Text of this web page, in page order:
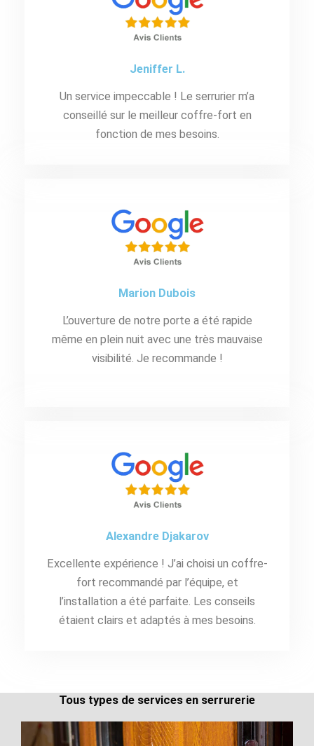
Jeniffer L.
Un service impeccable ! Le serrurier m’a
conseillé sur le meilleur coffre-fort en
fonction de mes besoins.
Marion Dubois
L’ouverture de notre porte a été rapide
même en plein nuit avec une très mauvaise
visibilité. Je recommande !
Alexandre Djakarov
Excellente expérience ! J’ai choisi un coffre-
fort recommandé par l’équipe, et
l’installation a été parfaite. Les conseils
étaient clairs et adaptés à mes besoins.
Tous types de services en serrurerie